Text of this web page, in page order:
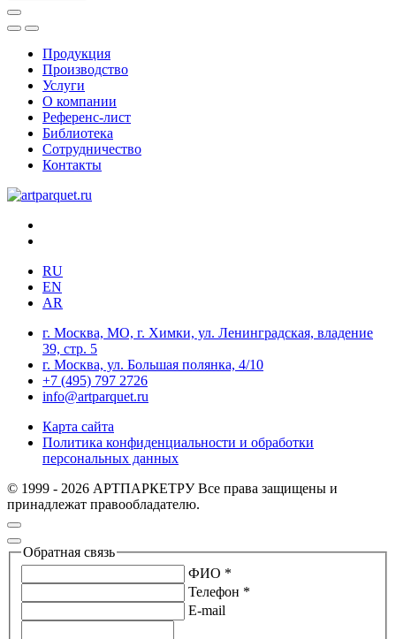
Продукция
Производство
Услуги
О компании
Референс-лист
Библиотека
Сотрудничество
Контакты
RU
EN
AR
г. Москва, МО, г. Химки, ул. Ленинградская, владение
39, стр. 5
г. Москва, ул. Большая полянка, 4/10
+7 (495) 797 2726
info@artparquet.ru
Карта сайта
Политика конфиденциальности и обработки
персональных данных
© 1999 - 2026 АРТПАРКЕТРУ Все права защищены и
принадлежат правообладателю.
Обратная связь
ФИО *
Телефон *
E-mail